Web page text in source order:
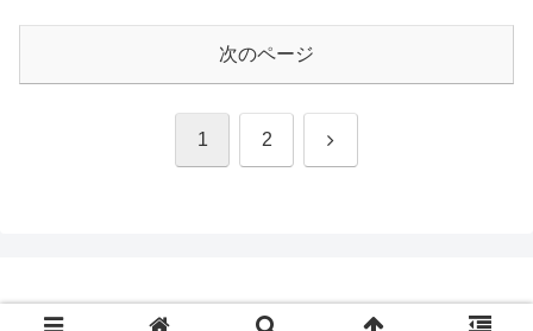
次のページ
1 2 次